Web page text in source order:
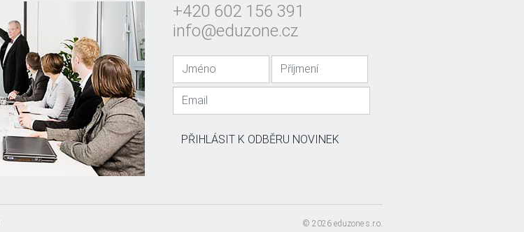
+420 602 156 391
info@eduzone.cz
PŘIHLÁSIT K ODBĚRU NOVINEK
© 2026 eduzone s.r.o.